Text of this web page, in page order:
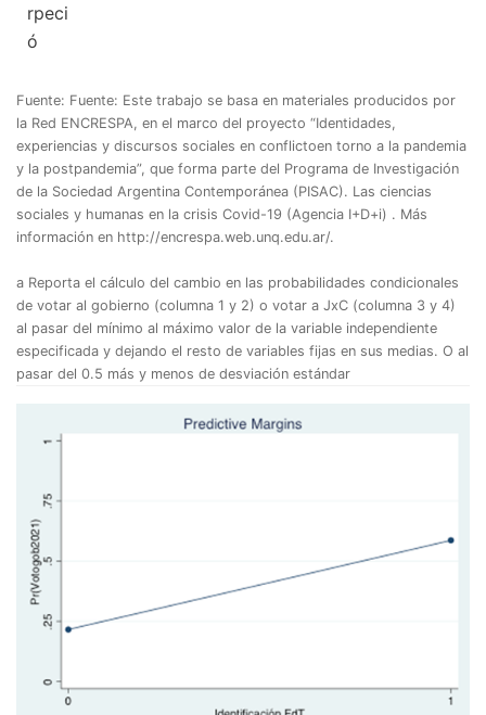
rpeci
ó
Fuente: Fuente: Este trabajo se basa en materiales producidos por
la Red ENCRESPA, en el marco del proyecto “Identidades,
experiencias y discursos sociales en conflictoen torno a la pandemia
y la postpandemia”, que forma parte del Programa de Investigación
de la Sociedad Argentina Contemporánea (PISAC). Las ciencias
sociales y humanas en la crisis Covid-19 (Agencia I+D+i) . Más
información en http://encrespa.web.unq.edu.ar/.
a Reporta el cálculo del cambio en las probabilidades condicionales
de votar al gobierno (columna 1 y 2) o votar a JxC (columna 3 y 4)
al pasar del mínimo al máximo valor de la variable independiente
especificada y dejando el resto de variables fijas en sus medias. O al
pasar del 0.5 más y menos de desviación estándar